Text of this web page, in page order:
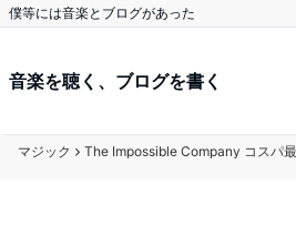
僕等には音楽とブログがあった
音楽を聴く、ブログを書く
マジック